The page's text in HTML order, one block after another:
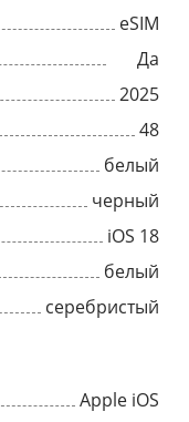
eSIM
Да
2025
48
белый
черный
iOS 18
белый
серебристый
Apple iOS